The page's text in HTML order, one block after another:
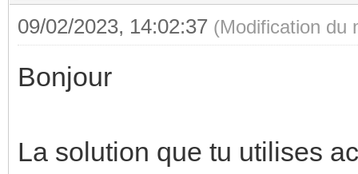
09/02/2023, 14:02:37 (Modification du
Bonjour
La solution que tu utilises